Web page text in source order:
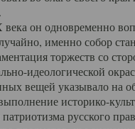
он одновременно
именно собор
торжеств со
идеологической
вещей указывало на
историко-
русского